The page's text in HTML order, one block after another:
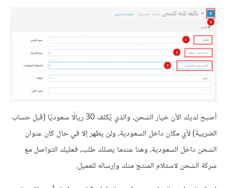
أصبح لديك الآن خيار الشحن، والذي يُكلف 30 ريالًا سعوديًا (قبل حساب
الضريبة) لأي مكان داخل السعودية، ولن يظهر إلا في حال كان عنوان
الشحن داخل السعودية، وهنا عندما يصلك طلب، فعليك التواصل مع
شركة الشحن لاستلام المنتج منك وإرساله للعميل.